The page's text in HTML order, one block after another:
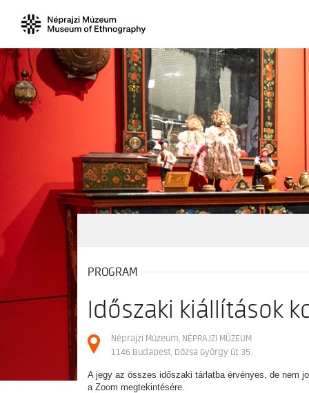
PROGRAM
Időszaki kiállítások
Néprajzi Múzeum, NÉPRAJZI MÚZEUM
1146 Budapest, Dózsa György út 35.
A jegy az összes időszaki tárlatba érvényes, de nem
a Zoom megtekintésére.